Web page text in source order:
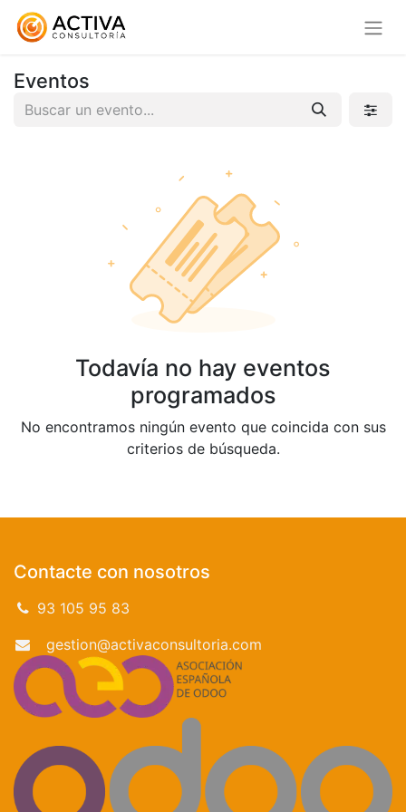
Eventos
Todavía no hay eventos
programados
No encontramos ningún evento que coincida con sus
criterios de búsqueda.
Contacte con nosotros
93 105 95 83
gestion@activaconsultoria.com